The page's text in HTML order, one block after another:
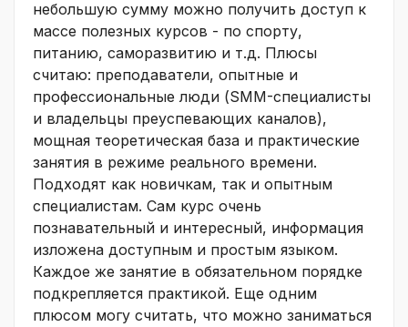
небольшую сумму можно получить доступ к
массе полезных курсов - по спорту,
питанию, саморазвитию и т.д. Плюсы
считаю: преподаватели, опытные и
профессиональные люди (SMM-специалисты
и владельцы преуспевающих каналов),
мощная теоретическая база и практические
занятия в режиме реального времени.
Подходят как новичкам, так и опытным
специалистам. Сам курс очень
познавательный и интересный, информация
изложена доступным и простым языком.
Каждое же занятие в обязательном порядке
подкрепляется практикой. Еще одним
плюсом могу считать, что можно заниматься